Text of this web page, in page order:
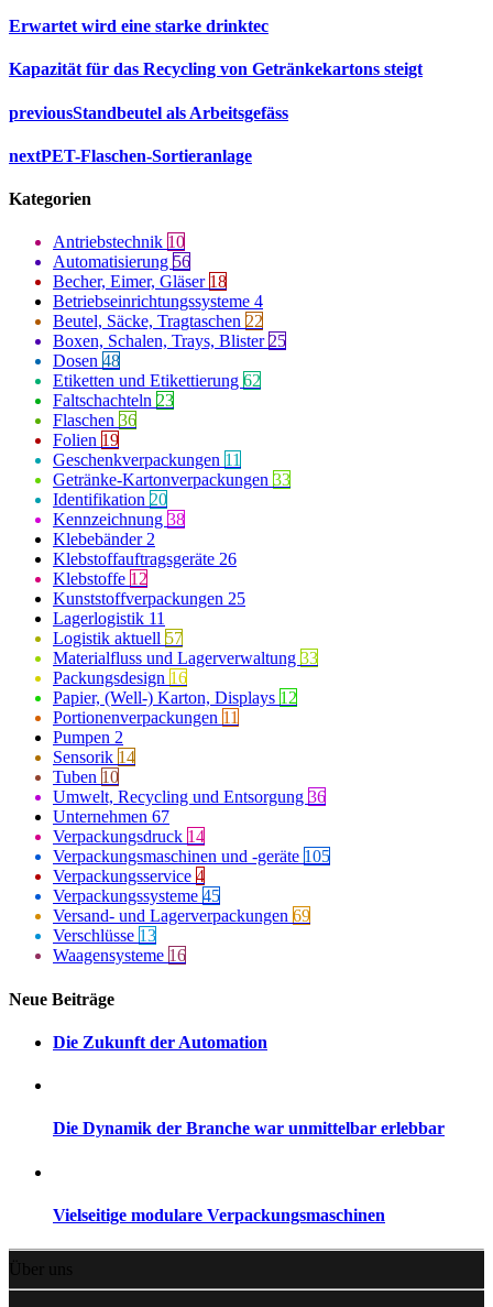
Erwartet wird eine starke drinktec
Kapazität für das Recycling von Getränkekartons steigt
previousStandbeutel als Arbeitsgefäss
nextPET-Flaschen-Sortieranlage
Kategorien
Antriebstechnik 10
Automatisierung 56
Becher, Eimer, Gläser 18
Betriebseinrichtungssysteme 4
Beutel, Säcke, Tragtaschen 22
Boxen, Schalen, Trays, Blister 25
Dosen 48
Etiketten und Etikettierung 62
Faltschachteln 23
Flaschen 36
Folien 19
Geschenkverpackungen 11
Getränke-Kartonverpackungen 33
Identifikation 20
Kennzeichnung 38
Klebebänder 2
Klebstoffauftragsgeräte 26
Klebstoffe 12
Kunststoffverpackungen 25
Lagerlogistik 11
Logistik aktuell 57
Materialfluss und Lagerverwaltung 33
Packungsdesign 16
Papier, (Well-) Karton, Displays 12
Portionenverpackungen 11
Pumpen 2
Sensorik 14
Tuben 10
Umwelt, Recycling und Entsorgung 36
Unternehmen 67
Verpackungsdruck 14
Verpackungsmaschinen und -geräte 105
Verpackungsservice 4
Verpackungssysteme 45
Versand- und Lagerverpackungen 69
Verschlüsse 13
Waagensysteme 16
Neue Beiträge
Die Zukunft der Automation
Die Dynamik der Branche war unmittelbar erlebbar
Vielseitige modulare Verpackungsmaschinen
Über uns